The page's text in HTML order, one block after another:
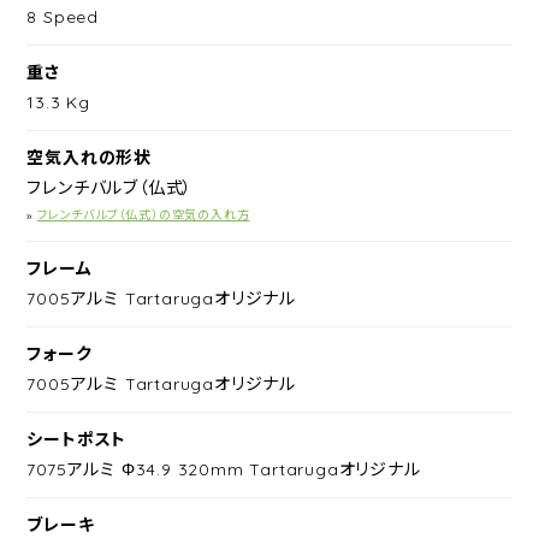
8 Speed
重さ
13.3 Kg
空気入れの形状
フレンチバルブ（仏式）
»フレンチバルブ（仏式）の空気の入れ方
フレーム
7005アルミ Tartarugaオリジナル
フォーク
7005アルミ Tartarugaオリジナル
シートポスト
7075アルミ Φ34.9 320mm Tartarugaオリジナル
ブレーキ